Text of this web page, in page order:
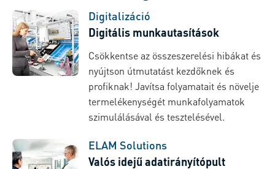
Digitalizáció
Digitális munkautasítások
Csökkentse az összeszerelési hibákat és
nyújtson útmutatást kezdőknek és
profiknak! Javítsa folyamatait és növelje
termelékenységét munkafolyamatok
szimulálásával és tesztelésével.
ELAM Solutions
Valós idejű adatirányítópult